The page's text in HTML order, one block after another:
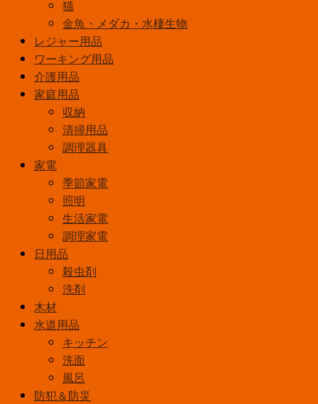
猫
金魚・メダカ・水棲生物
レジャー用品
ワーキング用品
介護用品
家庭用品
収納
清掃用品
調理器具
家電
季節家電
照明
生活家電
調理家電
日用品
殺虫剤
洗剤
木材
水道用品
キッチン
洗面
風呂
防犯＆防災